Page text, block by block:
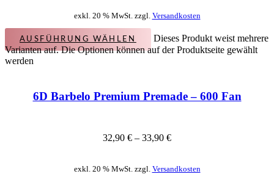
exkl. 20 % MwSt. zzgl. Versandkosten
AUSFÜHRUNG WÄHLEN
Dieses Produkt weist mehrere
Varianten auf. Die Optionen können auf der Produktseite gewählt
werden
6D Barbelo Premium Premade – 600 Fan
32,90 € – 33,90 €
exkl. 20 % MwSt. zzgl. Versandkosten